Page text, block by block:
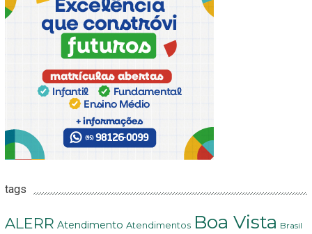
tags
ALERR Atendimento Atendimentos Boa Vista Brasil